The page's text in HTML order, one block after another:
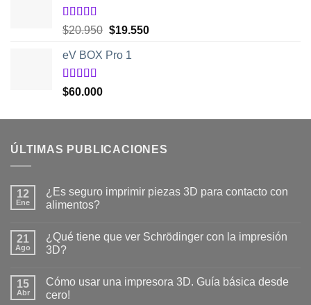
Valorado
de
5
$20.950 El
original
$19.550El
eV BOX Pro 1
Valorado
con
$60.000
ÚLTIMAS PUBLICACIONES
12
Ene
¿Es seguro imprimir piezas 3D para contacto con
alimentos?
comentarios
en
¿Es
piezas
3D
para
21
Ago
¿Qué tiene que ver Schrödinger con la impresión
3D?
comentarios
en
¿Qué
15
Abr
Cómo usar una impresora 3D. Guía básica desde
cero!